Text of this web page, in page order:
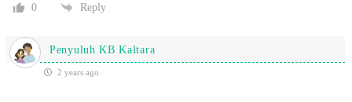
0 Reply
Penyuluh KB Kaltara
2 years ago